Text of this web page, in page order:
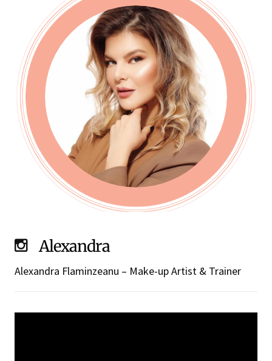
Alexandra
Alexandra Flaminzeanu – Make-up Artist & Trainer